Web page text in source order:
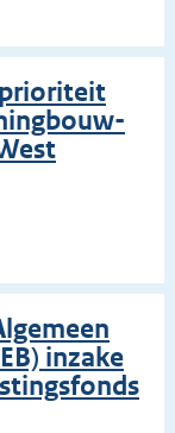
prioriteit
inzake